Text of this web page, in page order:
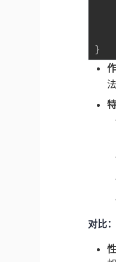
}
法
对比：